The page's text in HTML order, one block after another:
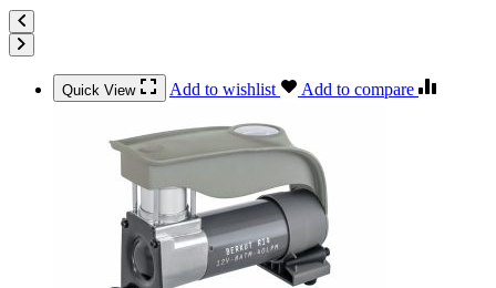
Quick View Add to wishlist Add to compare